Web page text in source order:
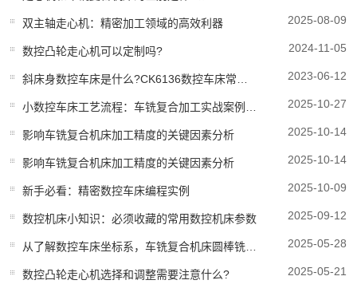
双主轴走心机：精密加工领域的高效利器 2025-08-09
数控凸轮走心机可以定制吗? 2024-11-05
斜床身数控车床是什么?CK6136数控车床常见故障因素与解决计划方案? 2023-06-12
小数控车床工艺流程：车铣复合加工实战案例分享 2025-10-27
影响车铣复合机床加工精度的关键因素分析 2025-10-14
影响车铣复合机床加工精度的关键因素分析 2025-10-14
新手必看：精密数控车床编程实例 2025-10-09
数控机床小知识：必须收藏的常用数控机床参数 2025-09-12
从了解数控车床坐标系，车铣复合机床圆棒铣成方料的办法 2025-05-28
数控凸轮走心机选择和调整需要注意什么? 2025-05-21